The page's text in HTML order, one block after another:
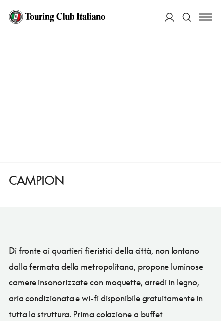
HOME
CAMPION
Di fronte ai quartieri fieristici della città, non lontano
dalla fermata della metropolitana, propone luminose
camere insonorizzate con moquette, arredi in legno,
aria condizionata e wi-fi disponibile gratuitamente in
tutta la struttura. Prima colazione a buffet